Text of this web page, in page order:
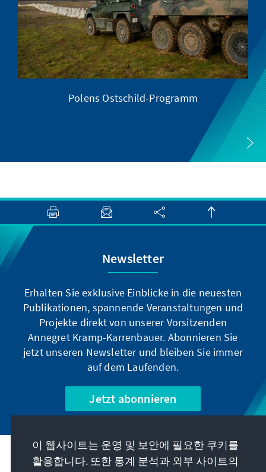
Polens Ostschild-Programm
Newsletter
Erhalten Sie exklusive Einblicke in die neuesten
Publikationen, spannende Veranstaltungen und
Projekte direkt von unserer Vorsitzenden
Annegret Kramp-Karrenbauer. Abonnieren Sie
jetzt unseren Newsletter und bleiben Sie immer
auf dem Laufenden.
Jetzt abonnieren
우리의 과제
이 웹사이트는 운영 및 보안에 필요한 쿠키를
활용합니다. 또한 통계 분석과 외부 사이트의